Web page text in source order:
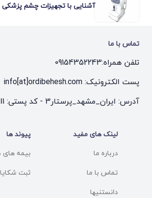
آشنایی با تجهیزات چشم پزشکی
تماس با ما
تلفن همراه:09154352243
پست الکترونیک: info[at]ordibehesh.com
آدرس: ایران_مشهد_پرستار3 - کد پستی: 9176696111
لینک های مفید
درباره ما
تماس با ما
دانستنیها
پیوند ها
بیمه های
ثبت